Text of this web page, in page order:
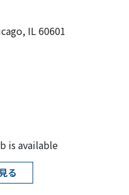
IL 60601
is available
る